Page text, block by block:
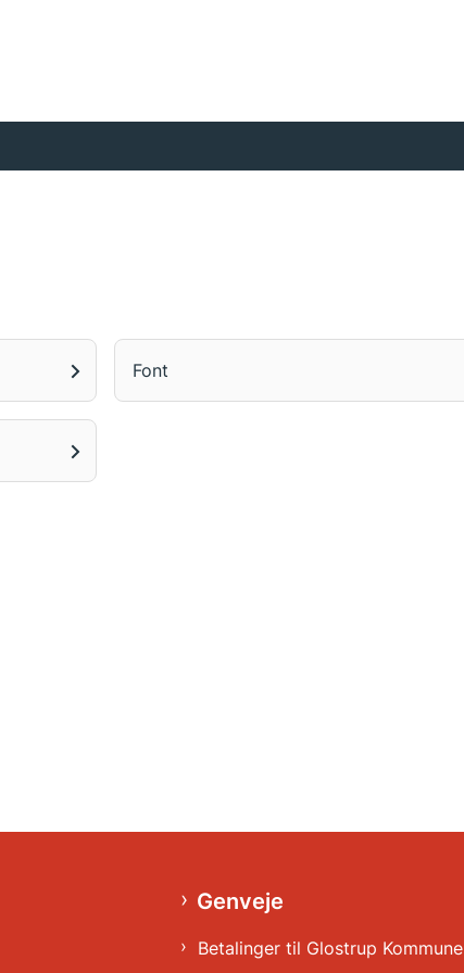
Font
Genveje
Betalinger til Glostrup Kommune